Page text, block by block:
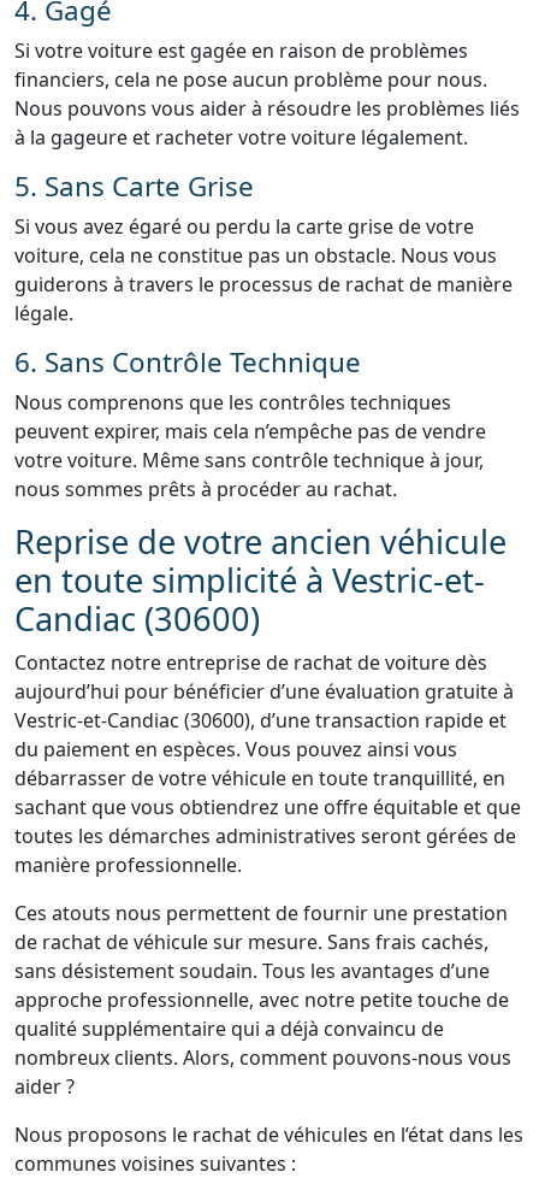
4. Gagé
Si votre voiture est gagée en raison de problèmes
financiers, cela ne pose aucun problème pour nous.
Nous pouvons vous aider à résoudre les problèmes liés
à la gageure et racheter votre voiture légalement.
5. Sans Carte Grise
Si vous avez égaré ou perdu la carte grise de votre
voiture, cela ne constitue pas un obstacle. Nous vous
guiderons à travers le processus de rachat de manière
légale.
6. Sans Contrôle Technique
Nous comprenons que les contrôles techniques
peuvent expirer, mais cela n’empêche pas de vendre
votre voiture. Même sans contrôle technique à jour,
nous sommes prêts à procéder au rachat.
Reprise de votre ancien véhicule
en toute simplicité à Vestric-et-
Candiac (30600)
Contactez notre entreprise de rachat de voiture dès
aujourd’hui pour bénéficier d’une évaluation gratuite à
Vestric-et-Candiac (30600), d’une transaction rapide et
du paiement en espèces. Vous pouvez ainsi vous
débarrasser de votre véhicule en toute tranquillité, en
sachant que vous obtiendrez une offre équitable et que
toutes les démarches administratives seront gérées de
manière professionnelle.
Ces atouts nous permettent de fournir une prestation
de rachat de véhicule sur mesure. Sans frais cachés,
sans désistement soudain. Tous les avantages d’une
approche professionnelle, avec notre petite touche de
qualité supplémentaire qui a déjà convaincu de
nombreux clients. Alors, comment pouvons-nous vous
aider ?
Nous proposons le rachat de véhicules en l’état dans les
communes voisines suivantes :